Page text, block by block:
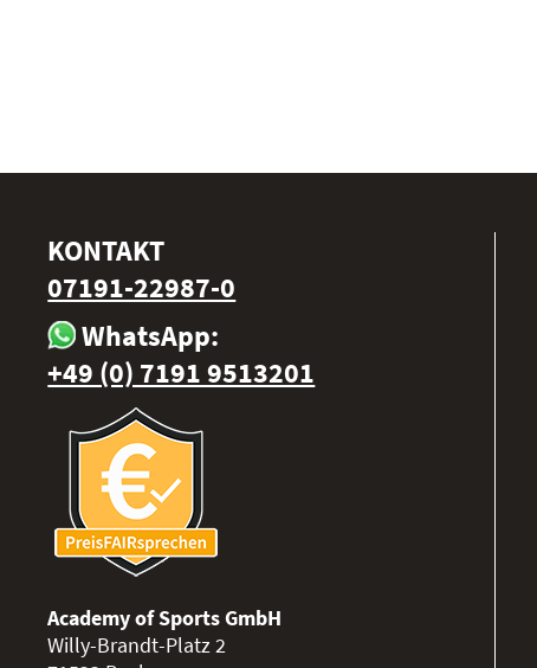
KONTAKT
07191-22987-0
WhatsApp:
+49 (0) 7191 9513201
Academy of Sports GmbH
Willy-Brandt-Platz 2